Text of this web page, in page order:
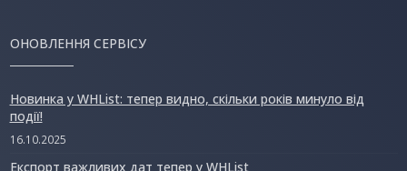
ОНОВЛЕННЯ СЕРВІСУ
Новинка у WHList: тепер видно, скільки років минуло від
події!
16.10.2025
Експорт важливих дат тепер у WHList